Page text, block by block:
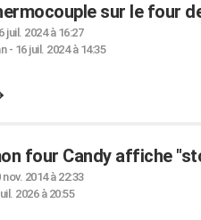
sur le four
6 juil. 2024 à 16:27
- 16 juil. 2024 à 14:35
four Candy affiche
nov. 2014 à 22:33
2026 à 20:55